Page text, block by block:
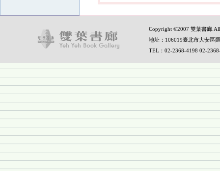
Copyright ©2007 雙葉書廊.All
地址：106019臺北市大安區
TEL：02-2368-4198 02-